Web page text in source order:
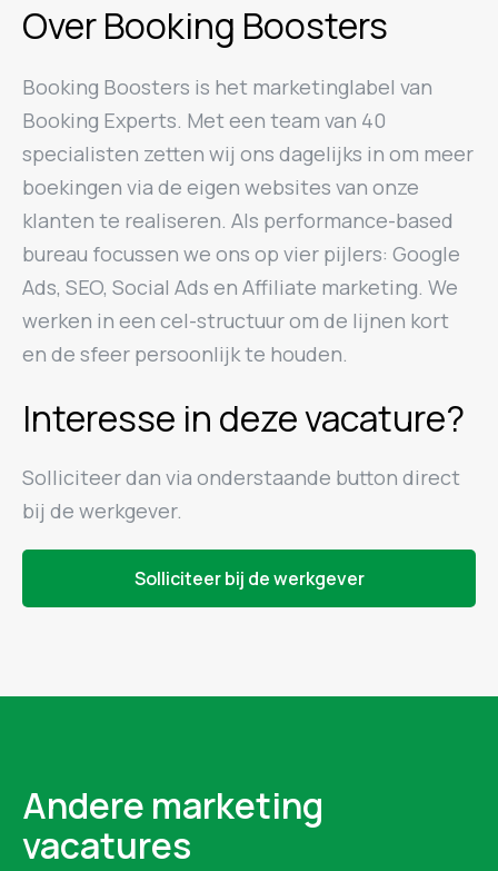
Over Booking Boosters
Booking Boosters is het marketinglabel van
Booking Experts. Met een team van 40
specialisten zetten wij ons dagelijks in om meer
boekingen via de eigen websites van onze
klanten te realiseren. Als performance-based
bureau focussen we ons op vier pijlers: Google
Ads, SEO, Social Ads en Affiliate marketing. We
werken in een cel-structuur om de lijnen kort
en de sfeer persoonlijk te houden.
Interesse in deze vacature?
Solliciteer dan via onderstaande button direct
bij de werkgever.
Solliciteer bij de werkgever
Andere marketing
vacatures